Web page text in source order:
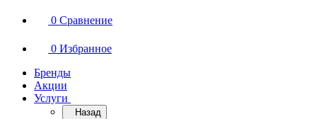
0 Сравнение
0 Избранное
Бренды
Акции
Услуги
Назад